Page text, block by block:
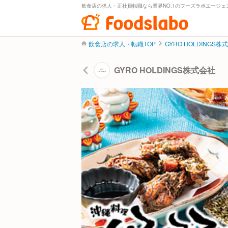
飲食店の求人・正社員転職なら業界NO.1のフーズラボエージェ
飲食店の求人・転職TOP GYRO HOLDINGS株
GYRO HOLDINGS株式会社